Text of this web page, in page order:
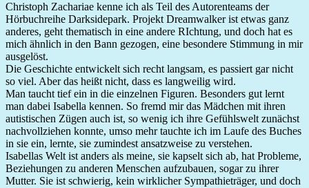
Christoph Zachariae kenne ich als Teil des Autorenteams der
Hörbuchreihe Darksidepark. Projekt Dreamwalker ist etwas ganz
anderes, geht thematisch in eine andere RIchtung, und doch hat es
mich ähnlich in den Bann gezogen, eine besondere Stimmung in mir
ausgelöst.
Die Geschichte entwickelt sich recht langsam, es passiert gar nicht
so viel. Aber das heißt nicht, dass es langweilig wird.
Man taucht tief ein in die einzelnen Figuren. Besonders gut lernt
man dabei Isabella kennen. So fremd mir das Mädchen mit ihren
autistischen Zügen auch ist, so wenig ich ihre Gefühlswelt zunächst
nachvollziehen konnte, umso mehr tauchte ich im Laufe des Buches
in sie ein, lernte, sie zumindest ansatzweise zu verstehen.
Isabellas Welt ist anders als meine, sie kapselt sich ab, hat Probleme,
Beziehungen zu anderen Menschen aufzubauen, sogar zu ihrer
Mutter. Sie ist schwierig, kein wirklicher Sympathieträger, und doch